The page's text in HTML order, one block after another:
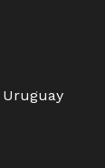
Uruguay